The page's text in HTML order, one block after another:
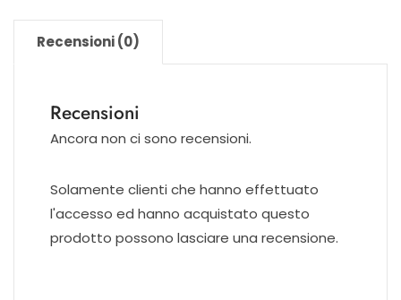
Recensioni (0)
Recensioni
Ancora non ci sono recensioni.
Solamente clienti che hanno effettuato
l'accesso ed hanno acquistato questo
prodotto possono lasciare una recensione.